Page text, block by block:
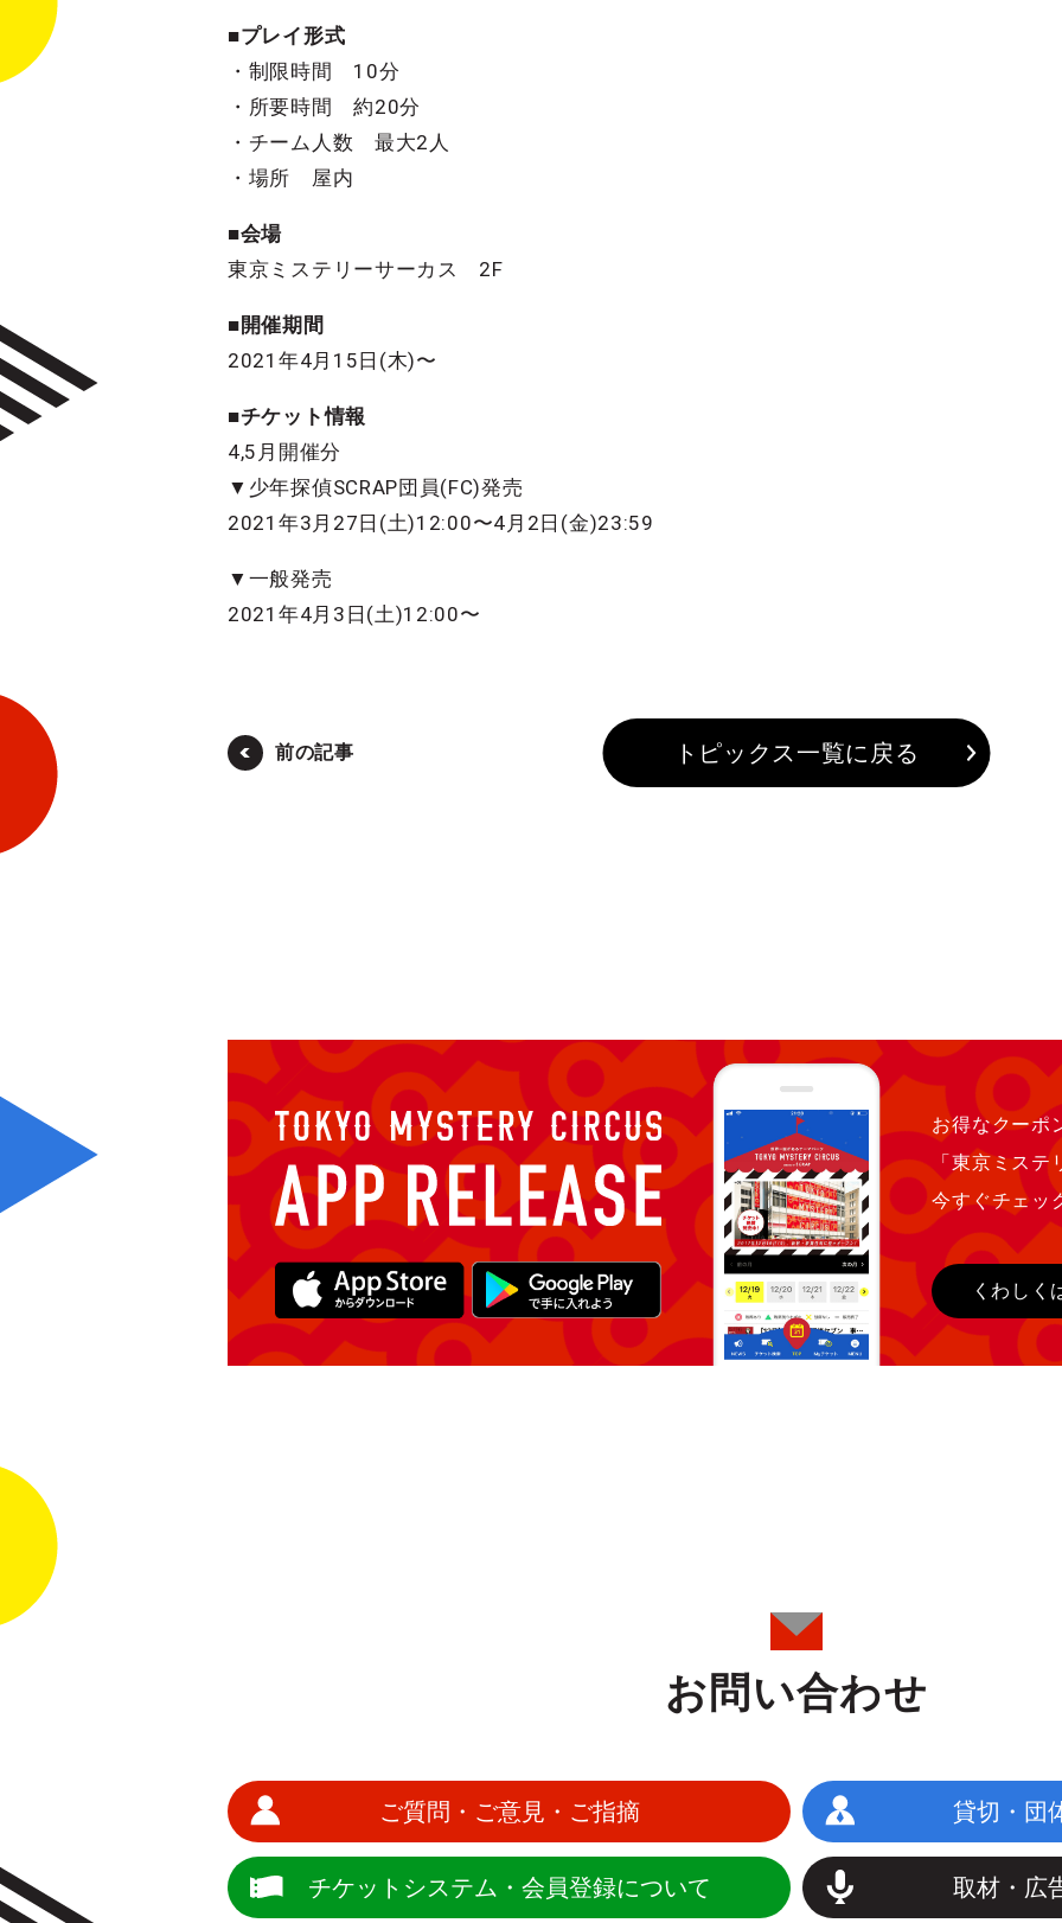
■プレイ形式
・制限時間 10分
・所要時間 約20分
・チーム人数 最大2人
・場所 屋内
■会場
東京ミステリーサーカス 2F
■開催期間
2021年4月15日(木)〜
■チケット情報
4,5月開催分
▼少年探偵SCRAP団員(FC)発売
2021年3月27日(土)12:00〜4月2日(金)23:59
▼一般発売
2021年4月3日(土)12:00〜
前の記事 トピックス一覧に戻る
お得なクーポ
「東京ミス
今すぐチェッ
くわしく
お問い合わせ
ご質問・ご意見・ご指摘 貸切・団
チケットシステム・会員登録について 取材・広